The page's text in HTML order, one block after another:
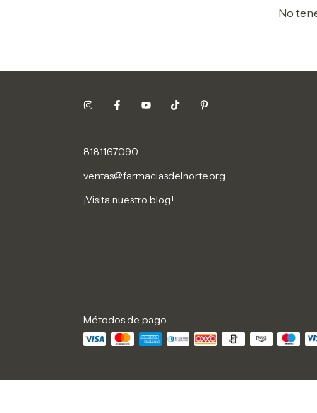
No
8181167090
ventas@farmaciasdelnorte.org
¡Visita nuestro blog!
Métodos de pago